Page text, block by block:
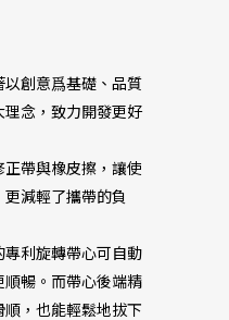
創意爲基礎、品質
念，致力開發更好
帶與橡皮擦，讓使
減輕了攜帶的負
利旋轉帶心可自動
暢。而帶心後端精
，也能輕鬆地拔下